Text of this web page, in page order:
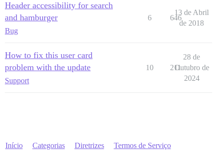
Header accessibility for search
and hamburger
Bug
6 646
13 de Abril
de 2018
How to fix this user card
problem with the update
Support
10 211
28 de
Outubro de
2024
Início Categorias Diretrizes Termos de Serviço